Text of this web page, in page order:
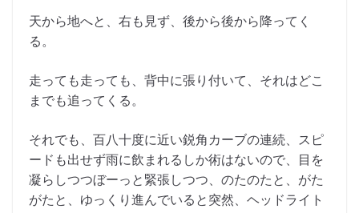
天から地へと、右も見ず、後から後から降ってく
る。
走っても走っても、背中に張り付いて、それはどこ
までも追ってくる。
それでも、百八十度に近い鋭角カーブの連続、スピ
ードも出せず雨に飲まれるしか術はないので、目を
凝らしつつぼーっと緊張しつつ、のたのたと、がた
がたと、ゆっくり進んでいると突然、ヘッドライト